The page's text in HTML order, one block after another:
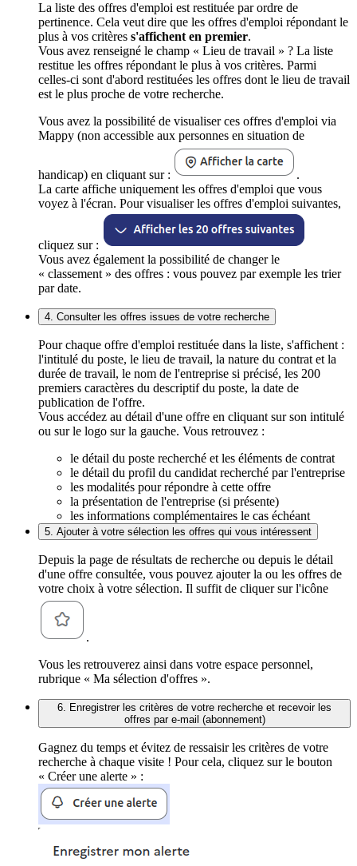
La liste des offres d'emploi est restituée par ordre de
pertinence. Cela veut dire que les offres d'emploi répondant le
plus à vos critères s'affichent en premier.
Vous avez renseigné le champ « Lieu de travail » ? La liste
restitue les offres répondant le plus à vos critères. Parmi
celles-ci sont d'abord restituées les offres dont le lieu de travail
est le plus proche de votre recherche.
Vous avez la possibilité de visualiser ces offres d'emploi via
Mappy (non accessible aux personnes en situation de
handicap) en cliquant sur :
.
La carte affiche uniquement les offres d'emploi que vous
voyez à l'écran. Pour visualiser les offres d'emploi suivantes,
cliquez sur :
Vous avez également la possibilité de changer le
« classement » des offres : vous pouvez par exemple les trier
par date.
4. Consulter les offres issues de votre recherche
Pour chaque offre d'emploi restituée dans la liste, s'affichent :
l'intitulé du poste, le lieu de travail, la nature du contrat et la
durée de travail, le nom de l'entreprise si précisé, les 200
premiers caractères du descriptif du poste, la date de
publication de l'offre.
Vous accédez au détail d'une offre en cliquant sur son intitulé
ou sur le logo sur la gauche. Vous retrouvez :
le détail du poste recherché et les éléments de contrat
le détail du profil du candidat recherché par l'entreprise
les modalités pour répondre à cette offre
la présentation de l'entreprise (si présente)
les informations complémentaires le cas échéant
5. Ajouter à votre sélection les offres qui vous intéressent
Depuis la page de résultats de recherche ou depuis le détail
d'une offre consultée, vous pouvez ajouter la ou les offres de
votre choix à votre sélection. Il suffit de cliquer sur l'icône
.
Vous les retrouverez ainsi dans votre espace personnel,
rubrique « Ma sélection d'offres ».
6. Enregistrer les critères de votre recherche et recevoir les
offres par e-mail (abonnement)
Gagnez du temps et évitez de ressaisir les critères de votre
recherche à chaque visite ! Pour cela, cliquez sur le bouton
« Créer une alerte » :